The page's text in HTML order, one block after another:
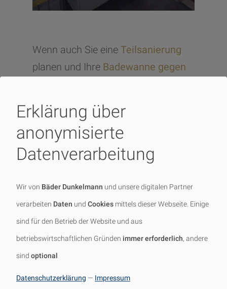
Wenn auch Sie eineTeilsanierung
planen und Ihre Badewanne gegen
vereinbaren Sie noch heute einen
Terminmit unseren Badgestaltern!
Jetzt unverbindlich
Kontakt aufnehmen
Schildern Sie uns gerne Ihr Vorhaben
– unsere Bad-Experten melden sich
Erklärung über
anonymisierte
Datenverarbeitung
Wir von Bäder Dunkelmann und unsere digitalen Partner
verarbeiten Daten und Cookies mittels dieser Webseite. Einige
sind für den Betrieb der Website und aus
betriebswirtschaftlichen Gründen immer erforderlich, andere
sind optional
Datenschutzerklärung — Impressum